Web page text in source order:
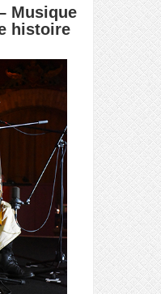
Musique
histoire